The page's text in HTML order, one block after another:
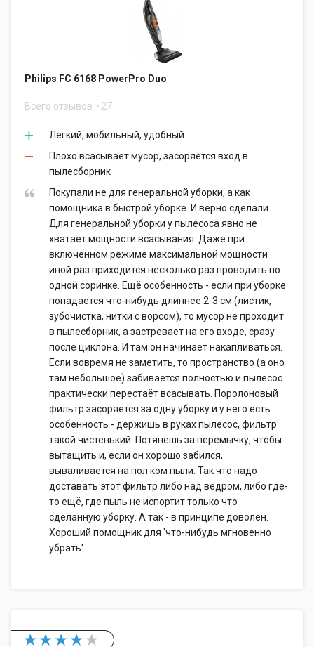
Philips FC 6168 PowerPro Duo
Всего отзывов 27
Лёгкий, мобильный, удобный
Плохо всасывает мусор, засоряется вход в
пылесборник
Покупали не для генеральной уборки, а как
помощника в быстрой уборке. И верно сделали.
Для генеральной уборки у пылесоса явно не
хватает мощности всасывания. Даже при
включенном режиме максимальной мощности
иной раз приходится несколько раз проводить по
одной соринке. Ещё особенность - если при уборке
попадается что-нибудь длиннее 2-3 см (листик,
зубочистка, нитки с ворсом), то мусор не проходит
в пылесборник, а застревает на его входе, сразу
после циклона. И там он начинает накапливаться.
Если вовремя не заметить, то пространство (а оно
там небольшое) забивается полностью и пылесос
практически перестаёт всасывать. Поролоновый
фильтр засоряется за одну уборку и у него есть
особенность - держишь в руках пылесос, фильтр
такой чистенький. Потянешь за перемычку, чтобы
вытащить и, если он хорошо забился,
вываливается на пол ком пыли. Так что надо
доставать этот фильтр либо над ведром, либо где-
то ещё, где пыль не испортит только что
сделанную уборку. А так - в принципе доволен.
Хороший помощник для 'что-нибудь мгновенно
убрать'.